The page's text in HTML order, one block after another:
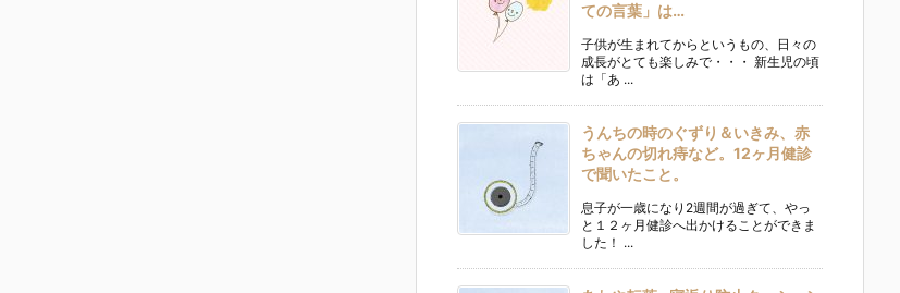
ての言葉」は…
子供が生まれてからというもの、日々の
成長がとても楽しみで・・・ 新生児の頃
は「あ ...
うんちの時のぐずり＆いきみ、赤
ちゃんの切れ痔など。12ヶ月健診
で聞いたこと。
息子が一歳になり2週間が過ぎて、やっ
と１２ヶ月健診へ出かけることができま
した！ ...